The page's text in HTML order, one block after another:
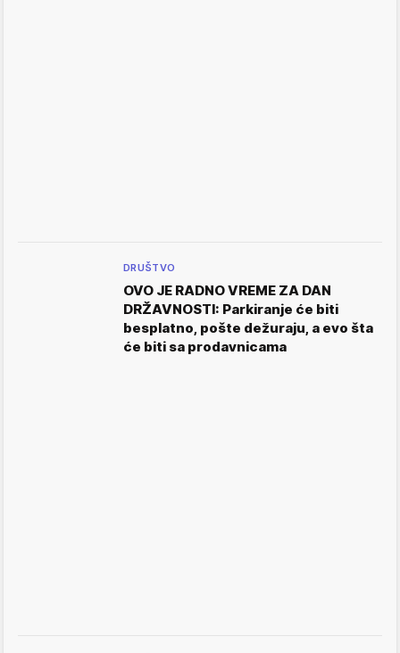
DRUŠTVO
OVO JE RADNO VREME ZA DAN
DRŽAVNOSTI: Parkiranje će biti
besplatno, pošte dežuraju, a evo šta
će biti sa prodavnicama